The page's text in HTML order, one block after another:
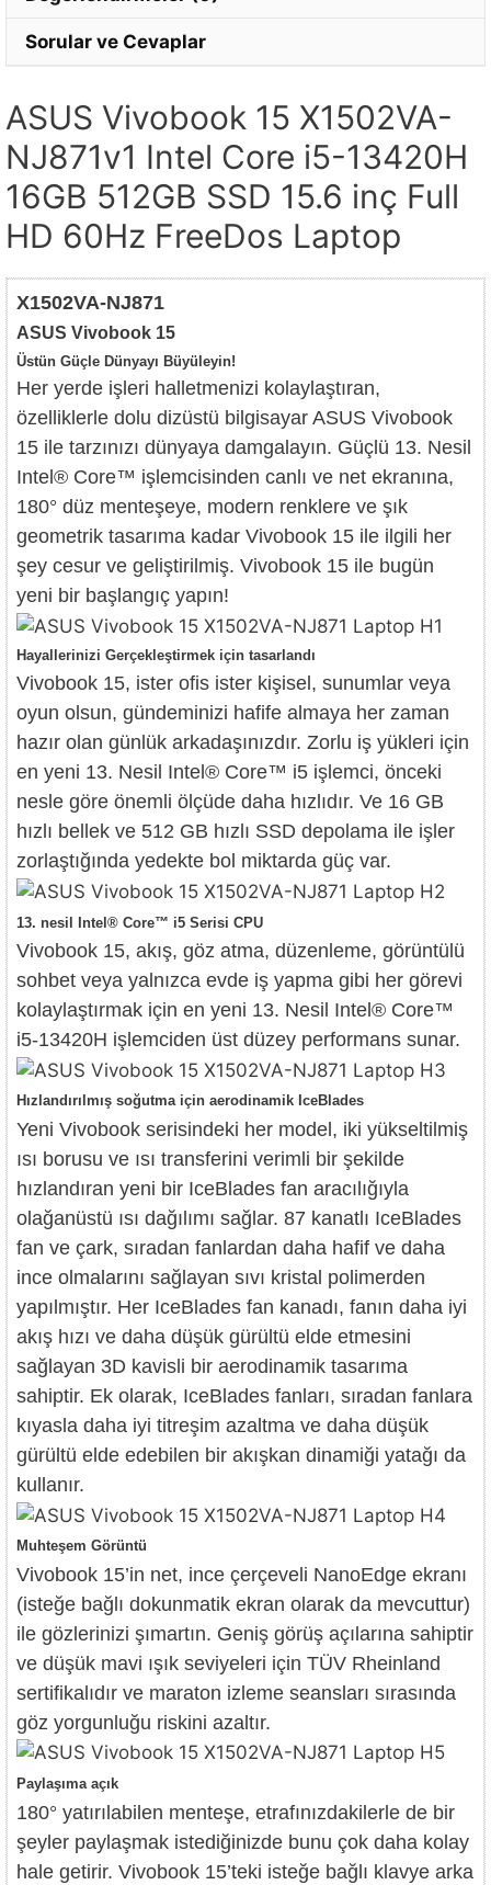
Sorular ve Cevaplar
ASUS Vivobook 15 X1502VA-
NJ871v1 Intel Core i5-13420H
16GB 512GB SSD 15.6 inç Full
HD 60Hz FreeDos Laptop
X1502VA-NJ871
ASUS Vivobook 15
Üstün Güçle Dünyayı Büyüleyin!
Her yerde işleri halletmenizi kolaylaştıran,
özelliklerle dolu dizüstü bilgisayar ASUS Vivobook
15 ile tarzınızı dünyaya damgalayın. Güçlü 13. Nesil
Intel® Core™ işlemcisinden canlı ve net ekranına,
180° düz menteşeye, modern renklere ve şık
geometrik tasarıma kadar Vivobook 15 ile ilgili her
şey cesur ve geliştirilmiş. Vivobook 15 ile bugün
yeni bir başlangıç yapın!
Hayallerinizi Gerçekleştirmek için tasarlandı
Vivobook 15, ister ofis ister kişisel, sunumlar veya
oyun olsun, gündeminizi hafife almaya her zaman
hazır olan günlük arkadaşınızdır. Zorlu iş yükleri için
en yeni 13. Nesil Intel® Core™ i5 işlemci, önceki
nesle göre önemli ölçüde daha hızlıdır. Ve 16 GB
hızlı bellek ve 512 GB hızlı SSD depolama ile işler
zorlaştığında yedekte bol miktarda güç var.
13. nesil Intel® Core™ i5 Serisi CPU
Vivobook 15, akış, göz atma, düzenleme, görüntülü
sohbet veya yalnızca evde iş yapma gibi her görevi
kolaylaştırmak için en yeni 13. Nesil Intel® Core™
i5-13420H işlemciden üst düzey performans sunar.
Hızlandırılmış soğutma için aerodinamik IceBlades
Yeni Vivobook serisindeki her model, iki yükseltilmiş
ısı borusu ve ısı transferini verimli bir şekilde
hızlandıran yeni bir IceBlades fan aracılığıyla
olağanüstü ısı dağılımı sağlar. 87 kanatlı IceBlades
fan ve çark, sıradan fanlardan daha hafif ve daha
ince olmalarını sağlayan sıvı kristal polimerden
yapılmıştır. Her IceBlades fan kanadı, fanın daha iyi
akış hızı ve daha düşük gürültü elde etmesini
sağlayan 3D kavisli bir aerodinamik tasarıma
sahiptir. Ek olarak, IceBlades fanları, sıradan fanlara
kıyasla daha iyi titreşim azaltma ve daha düşük
gürültü elde edebilen bir akışkan dinamiği yatağı da
kullanır.
Muhteşem Görüntü
Vivobook 15’in net, ince çerçeveli NanoEdge ekranı
(isteğe bağlı dokunmatik ekran olarak da mevcuttur)
ile gözlerinizi şımartın. Geniş görüş açılarına sahiptir
ve düşük mavi ışık seviyeleri için TÜV Rheinland
sertifikalıdır ve maraton izleme seansları sırasında
göz yorgunluğu riskini azaltır.
Paylaşıma açık
180° yatırılabilen menteşe, etrafınızdakilerle de bir
şeyler paylaşmak istediğinizde bunu çok daha kolay
hale getirir. Vivobook 15’teki isteğe bağlı klavye arka